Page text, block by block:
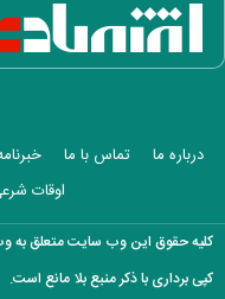
سقوط تاریخی ذخایر نفت آمریکا؛ رکورد
درخواست جنجالی نقدعلی از
محموله جدید بابک زنجانی
زمان پرداخت معوقات
بورس و فرابورس سبزپوش
درخواست توقف تحمیل
درباره ما تماس با ما
اوقات
کپی برداری با ذکر منبع بلا مانع است.